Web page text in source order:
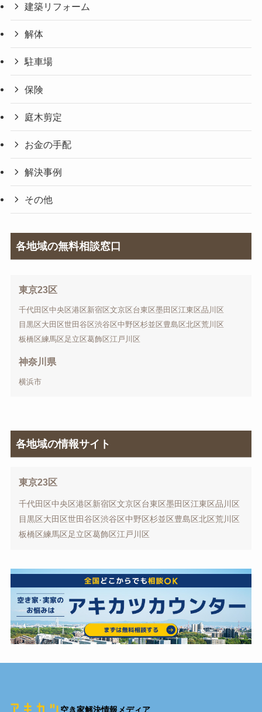
建築リフォーム
解体
駐車場
保険
庭木剪定
お金の手配
解決事例
その他
各地域の無料相談窓口
東京23区
千代田区中央区港区新宿区文京区台東区墨田区江東区品川区
目黒区大田区世田谷区渋谷区中野区杉並区豊島区北区荒川区
板橋区練馬区足立区葛飾区江戸川区
神奈川県
横浜市
各地域の情報サイト
東京23区
千代田区中央区港区新宿区文京区台東区墨田区江東区品川区
目黒区大田区世田谷区渋谷区中野区杉並区豊島区北区荒川区
板橋区練馬区足立区葛飾区江戸川区
空き家解決情報メディア